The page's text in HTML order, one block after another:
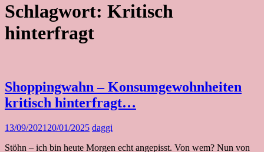
Schlagwort: Kritisch
hinterfragt
Shoppingwahn – Konsumgewohnheiten
kritisch hinterfragt…
13/09/2021 20/01/2025 daggi
Stöhn – ich bin heute Morgen echt angepisst. Von wem? Nun von